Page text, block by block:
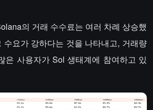
의 거래 수수료는 여러 차례 상승했
수요가 강하다는 것을 나타내고, 거래량
은 사용자가 Sol 생태계에 참여하고 있